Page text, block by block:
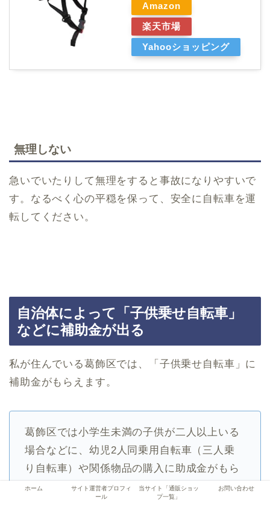
Amazon
楽天市場
Yahooショッピング
無理しない
急いでいたりして無理をすると事故になりやすいで
す。なるべく心の平穏を保って、安全に自転車を運
転してください。
自治体によって「子供乗せ自転車」
などに補助金が出る
私が住んでいる葛飾区では、「子供乗せ自転車」に
補助金がもらえます。
葛飾区では小学生未満の子供が二人以上いる
場合などに、幼児2人同乗用自転車（三人乗
り自転車）や関係物品の購入に助成金がもら
えます。
ホーム
サイト運営者プロフィ
ール
当サイト「通販ショッ
プ一覧」
お問い合わせ